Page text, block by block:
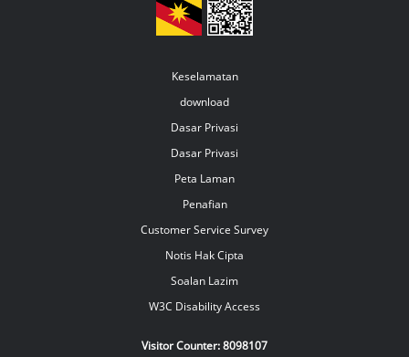
Keselamatan
download
Dasar Privasi
Dasar Privasi
Peta Laman
Penafian
Customer Service Survey
Notis Hak Cipta
Soalan Lazim
W3C Disability Access
Visitor Counter:8098107